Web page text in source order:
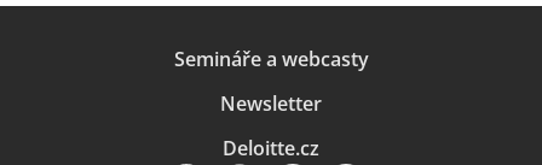
Semináře a webcasty
Newsletter
Deloitte.cz